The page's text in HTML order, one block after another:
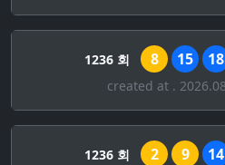
1236 회 8 15 18
created at .
1236 회 2 9 14